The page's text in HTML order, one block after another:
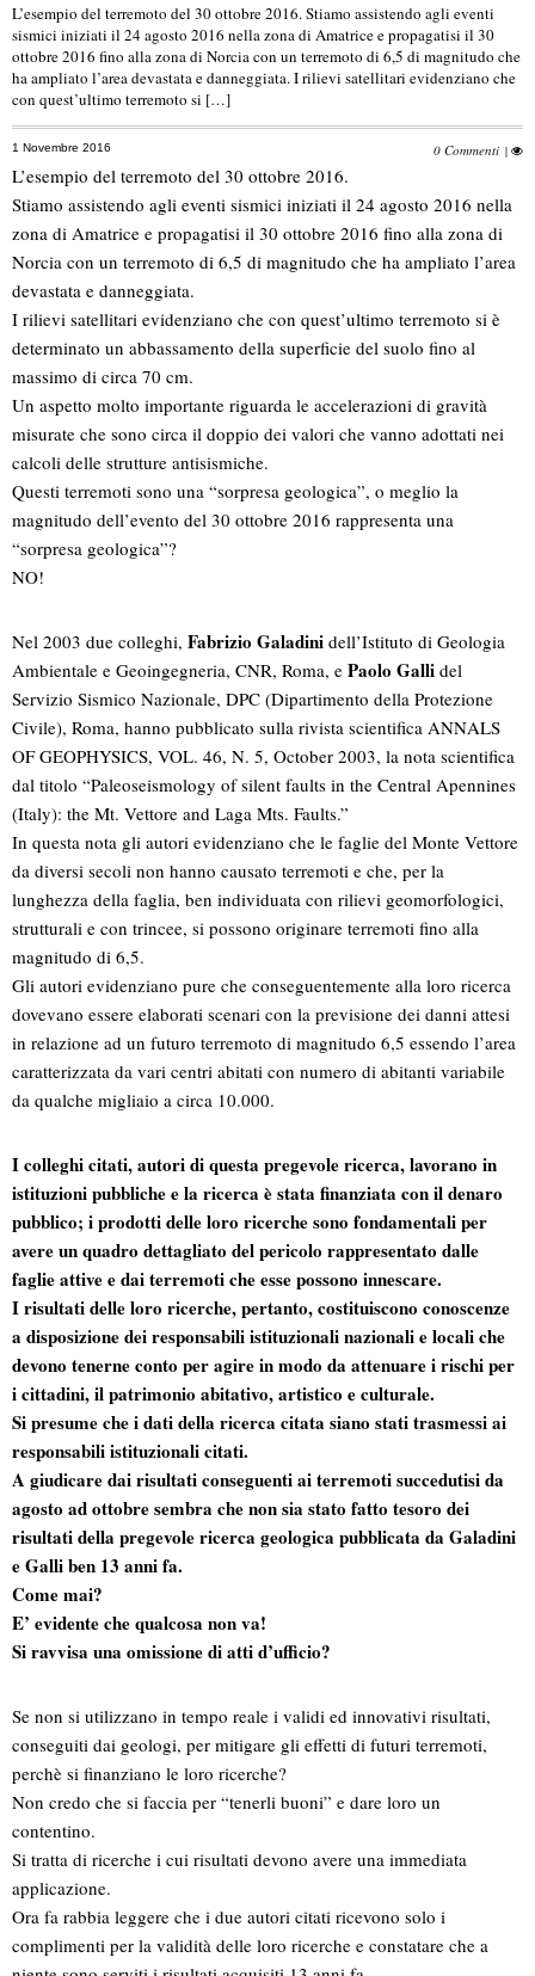
L’esempio del terremoto del 30 ottobre 2016. Stiamo assistendo agli eventi
sismici iniziati il 24 agosto 2016 nella zona di Amatrice e propagatisi il 30
ottobre 2016 fino alla zona di Norcia con un terremoto di 6,5 di magnitudo che
ha ampliato l’area devastata e danneggiata. I rilievi satellitari evidenziano che
con quest’ultimo terremoto si […]
1 Novembre 2016 0 Commenti |
L’esempio del terremoto del 30 ottobre 2016.
Stiamo assistendo agli eventi sismici iniziati il 24 agosto 2016 nella
zona di Amatrice e propagatisi il 30 ottobre 2016 fino alla zona di
Norcia con un terremoto di 6,5 di magnitudo che ha ampliato l’area
devastata e danneggiata.
I rilievi satellitari evidenziano che con quest’ultimo terremoto si è
determinato un abbassamento della superficie del suolo fino al
massimo di circa 70 cm.
Un aspetto molto importante riguarda le accelerazioni di gravità
misurate che sono circa il doppio dei valori che vanno adottati nei
calcoli delle strutture antisismiche.
Questi terremoti sono una “sorpresa geologica”, o meglio la
magnitudo dell’evento del 30 ottobre 2016 rappresenta una
“sorpresa geologica”?
NO!
Nel 2003 due colleghi, Fabrizio Galadini dell’Istituto di Geologia
Ambientale e Geoingegneria, CNR, Roma, e Paolo Galli del
Servizio Sismico Nazionale, DPC (Dipartimento della Protezione
Civile), Roma, hanno pubblicato sulla rivista scientifica ANNALS
OF GEOPHYSICS, VOL. 46, N. 5, October 2003, la nota scientifica
dal titolo “Paleoseismology of silent faults in the Central Apennines
(Italy): the Mt. Vettore and Laga Mts. Faults.”
In questa nota gli autori evidenziano che le faglie del Monte Vettore
da diversi secoli non hanno causato terremoti e che, per la
lunghezza della faglia, ben individuata con rilievi geomorfologici,
strutturali e con trincee, si possono originare terremoti fino alla
magnitudo di 6,5.
Gli autori evidenziano pure che conseguentemente alla loro ricerca
dovevano essere elaborati scenari con la previsione dei danni attesi
in relazione ad un futuro terremoto di magnitudo 6,5 essendo l’area
caratterizzata da vari centri abitati con numero di abitanti variabile
da qualche migliaio a circa 10.000.
I colleghi citati, autori di questa pregevole ricerca, lavorano in
istituzioni pubbliche e la ricerca è stata finanziata con il denaro
pubblico; i prodotti delle loro ricerche sono fondamentali per
avere un quadro dettagliato del pericolo rappresentato dalle
faglie attive e dai terremoti che esse possono innescare.
I risultati delle loro ricerche, pertanto, costituiscono conoscenze
a disposizione dei responsabili istituzionali nazionali e locali che
devono tenerne conto per agire in modo da attenuare i rischi per
i cittadini, il patrimonio abitativo, artistico e culturale.
Si presume che i dati della ricerca citata siano stati trasmessi ai
responsabili istituzionali citati.
A giudicare dai risultati conseguenti ai terremoti succedutisi da
agosto ad ottobre sembra che non sia stato fatto tesoro dei
risultati della pregevole ricerca geologica pubblicata da Galadini
e Galli ben 13 anni fa.
Come mai?
E’ evidente che qualcosa non va!
Si ravvisa una omissione di atti d’ufficio?
Se non si utilizzano in tempo reale i validi ed innovativi risultati,
conseguiti dai geologi, per mitigare gli effetti di futuri terremoti,
perchè si finanziano le loro ricerche?
Non credo che si faccia per “tenerli buoni” e dare loro un
contentino.
Si tratta di ricerche i cui risultati devono avere una immediata
applicazione.
Ora fa rabbia leggere che i due autori citati ricevono solo i
complimenti per la validità delle loro ricerche e constatare che a